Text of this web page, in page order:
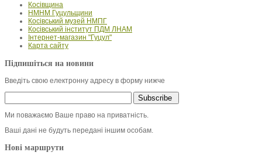
Косівщина
НМНМ Гуцульщини
Косівський музей НМПГ
Косівський інститут ПДМ ЛНАМ
Інтернет-магазин "Гуцул"
Карта сайту
Підпишіться на новини
Введіть свою електронну адресу в форму нижче
Ми поважаємо Ваше право на приватність.
Ваші дані не будуть передані іншим особам.
Нові маршрути